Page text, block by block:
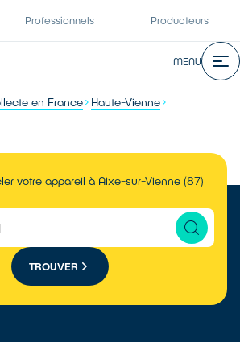
Professionnels Producteurs
MENU
en France
Haute-Vienne
votre appareil à Aixe-sur-Vienne (87)
TROUVER